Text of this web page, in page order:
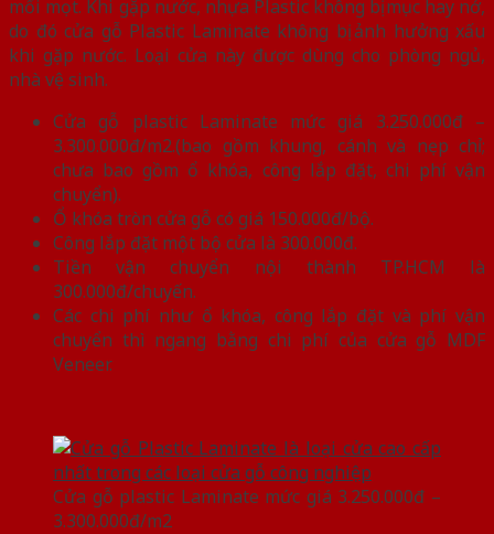
mối mọt. Khi gặp nước, nhựa Plastic không bị mục hay nở,
do đó cửa gỗ Plastic Laminate không bị ảnh hưởng xấu
khi gặp nước. Loại cửa này được dùng cho phòng ngủ,
nhà vệ sinh.
Cửa gỗ plastic Laminate mức giá 3.250.000đ –
3.300.000đ/m2.(bao gồm khung, cánh và nẹp chỉ;
chưa bao gồm ổ khóa, công lắp đặt, chi phí vận
chuyển).
Ổ khóa tròn cửa gỗ có giá 150.000đ/bộ.
Công lắp đặt một bộ cửa là 300.000đ.
Tiền vận chuyển nội thành TP.HCM là
300.000đ/chuyến.
Các chi phí như ổ khóa, công lắp đặt và phí vận
chuyển thì ngang bằng chi phí của cửa gỗ MDF
Veneer.
Cửa gỗ plastic Laminate mức giá 3.250.000đ –
3.300.000đ/m2